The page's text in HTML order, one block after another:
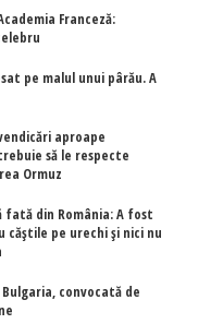
Franceză:
pe malul unui pârău. A
aproape
să le respecte
Ormuz
fată din România: A fost
căștile pe urechi și nici nu
convocată de